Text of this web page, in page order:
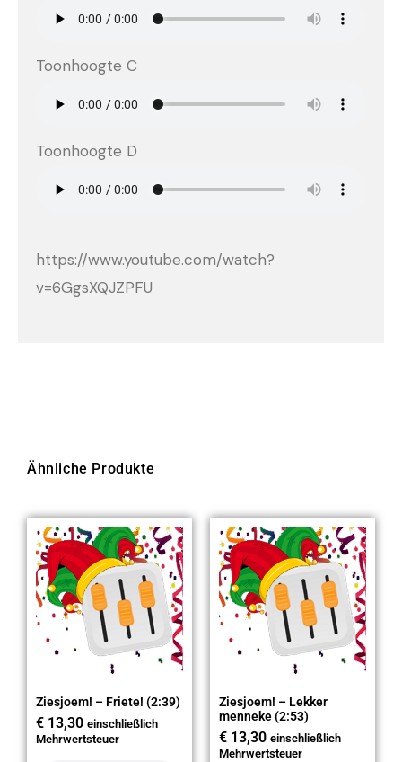
Toonhoogte C
Toonhoogte D
https://www.youtube.com/watch?
v=6GgsXQJZPFU
Ähnliche Produkte
Ziesjoem! – Friete! (2:39)
€ 13,30 einschließlich
Mehrwertsteuer
Ziesjoem! – Lekker
menneke (2:53)
€ 13,30 einschließlich
Mehrwertsteuer